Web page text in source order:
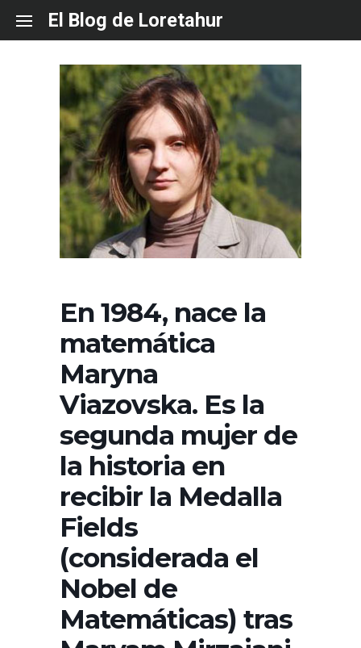
content
El Blog de Loretahur
En 1984, nace la
matemática
Maryna
Viazovska. Es la
segunda mujer de
la historia en
recibir la Medalla
Fields
(considerada el
Nobel de
Matemáticas) tras